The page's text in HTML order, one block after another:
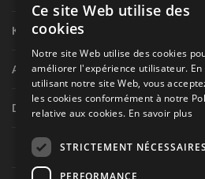
Karting
Autres séries nationales
Divers
Ce site Web utilise des
cookies
Notre site Web utilise des cookies
améliorer l'expérience utilisateur. En
utilisant notre site Web, vous
les cookies conformément à notre
relative aux cookies. En savoir plus
STRICTEMENT NÉCESSAIRES
PERFORMANCE